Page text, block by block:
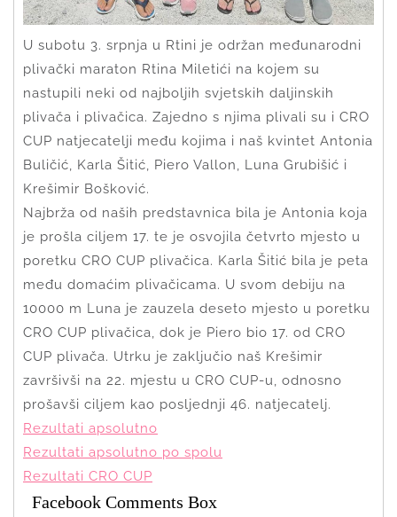
U subotu 3. srpnja u Rtini je održan međunarodni
plivački maraton Rtina Miletići na kojem su
nastupili neki od najboljih svjetskih daljinskih
plivača i plivačica. Zajedno s njima plivali su i CRO
CUP natjecatelji među kojima i naš kvintet Antonia
Buličić, Karla Šitić, Piero Vallon, Luna Grubišić i
Krešimir Bošković.
Najbrža od naših predstavnica bila je Antonia koja
je prošla ciljem 17. te je osvojila četvrto mjesto u
poretku CRO CUP plivačica. Karla Šitić bila je peta
među domaćim plivačicama. U svom debiju na
10000 m Luna je zauzela deseto mjesto u poretku
CRO CUP plivačica, dok je Piero bio 17. od CRO
CUP plivača. Utrku je zaključio naš Krešimir
završivši na 22. mjestu u CRO CUP-u, odnosno
prošavši ciljem kao posljednji 46. natjecatelj.
Rezultati apsolutno
Rezultati apsolutno po spolu
Rezultati CRO CUP
Facebook Comments Box